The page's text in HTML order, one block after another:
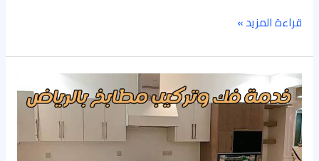
قراءة المزيد »
تركيب
رخام
صناعي
للمطابخ
بالرياض